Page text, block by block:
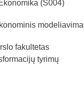
(S004)
fakultetas
tyrimų